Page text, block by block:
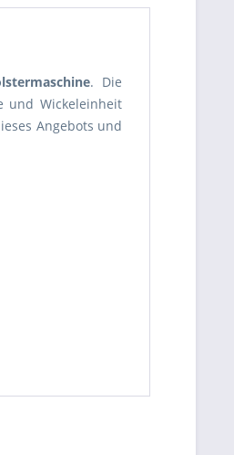
. Die
und Wickeleinheit
Angebots und